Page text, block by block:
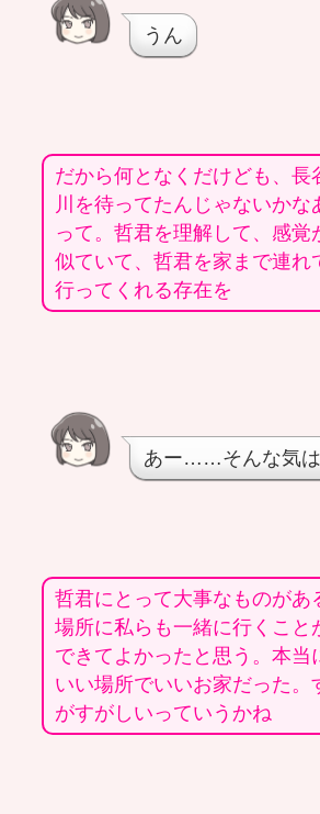
うん
だから何となくだけども、長
川を待ってたんじゃないかな
って。哲君を理解して、感覚
似ていて、哲君を家まで連れ
行ってくれる存在を
あー……そんな気
哲君にとって大事なものがあ
場所に私らも一緒に行くこと
できてよかったと思う。本当
いい場所でいいお家だった。
がすがしいっていうかね